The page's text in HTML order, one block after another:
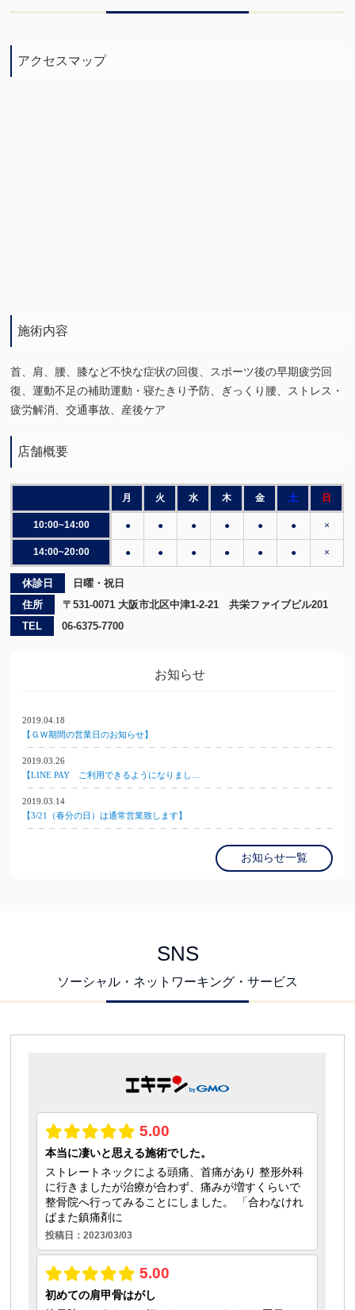
アクセスマップ
施術内容
首、肩、腰、膝など不快な症状の回復、スポーツ後の早期疲労回
復、運動不足の補助運動・寝たきり予防、ぎっくり腰、ストレス・
疲労解消、交通事故、産後ケア
店舗概要
月 火 水 木 金 土 日
10:00~14:00 ● ● ● ● ● ● ×
14:00~20:00 ● ● ● ● ● ● ×
休診日
日曜・祝日
住所
〒531-0071 大阪市北区中津1-2-21 共栄ファイブビル201
TEL
06-6375-7700
お知らせ
2019.04.18
【ＧＷ期間の営業日のお知らせ】
2019.03.26
【LINE PAY ご利用できるようになりまし…
2019.03.14
【3/21（春分の日）は通常営業致します】
お知らせ一覧
SNS
ソーシャル・ネットワーキング・サービス